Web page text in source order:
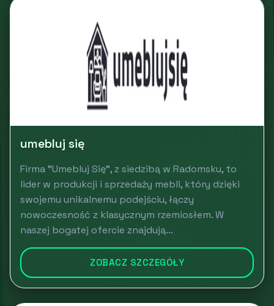
umebluj się
Firma "Umebluj Się", z siedzibą w Radomsku, to
lider w produkcji i sprzedaży mebli, który dzięki
swojemu unikalnemu podejściu, łączy
nowoczesność z klasycznym rzemiosłem. W
naszej bogatej ofercie znajdują...
ZOBACZ SZCZEGÓŁY